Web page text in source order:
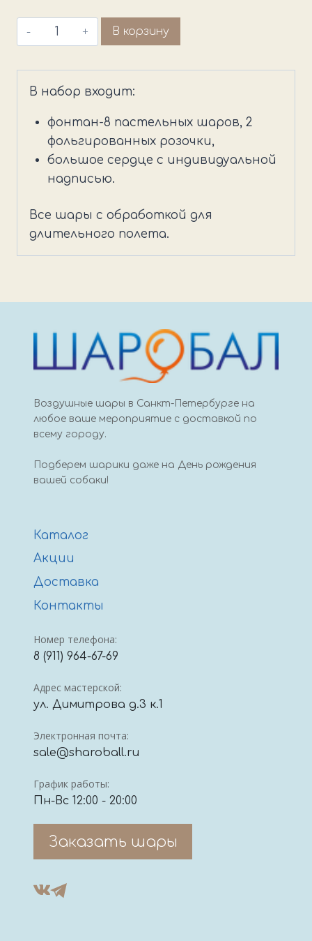
Количество
товара
поздравление
В корзину
В набор входит:
фонтан-8 пастельных шаров, 2
фольгированных розочки,
большое сердце с индивидуальной
надписью.
Все шары с обработкой для
длительного полета.
Воздушные шары в Санкт-Петербурге на
любое ваше мероприятие с доставкой по
всему городу.
Подберем шарики даже на День рождения
вашей собаки!
Каталог
Акции
Доставка
Контакты
Номер телефона:
8 (911) 964-67-69
Адрес мастерской:
ул. Димитрова д.3 к.1
Электронная почта:
sale@sharoball.ru
График работы:
Пн-Вс 12:00 - 20:00
Заказать шары